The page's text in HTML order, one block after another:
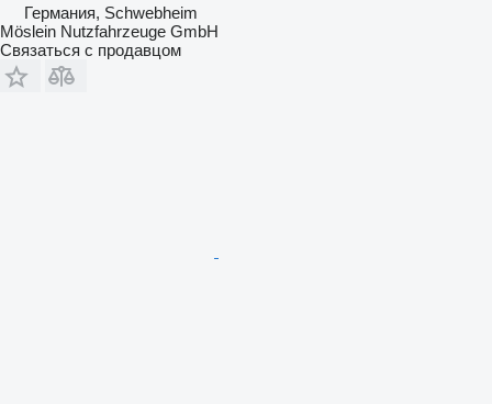
Германия, Schwebheim
Möslein Nutzfahrzeuge GmbH
Связаться с продавцом